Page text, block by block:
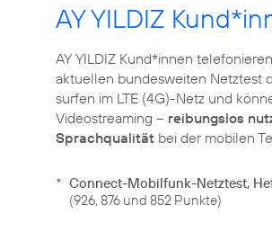
AY YILDIZ
AY YILDIZ Kund*innen
aktuellen bundesweiten Netztest
surfen im LTE (4G)-Netz und
Videostreaming – reibungslos
Sprachqualität
* Connect-Mobilfunk-Netztest,
(926, 876 und 852 Punkte)